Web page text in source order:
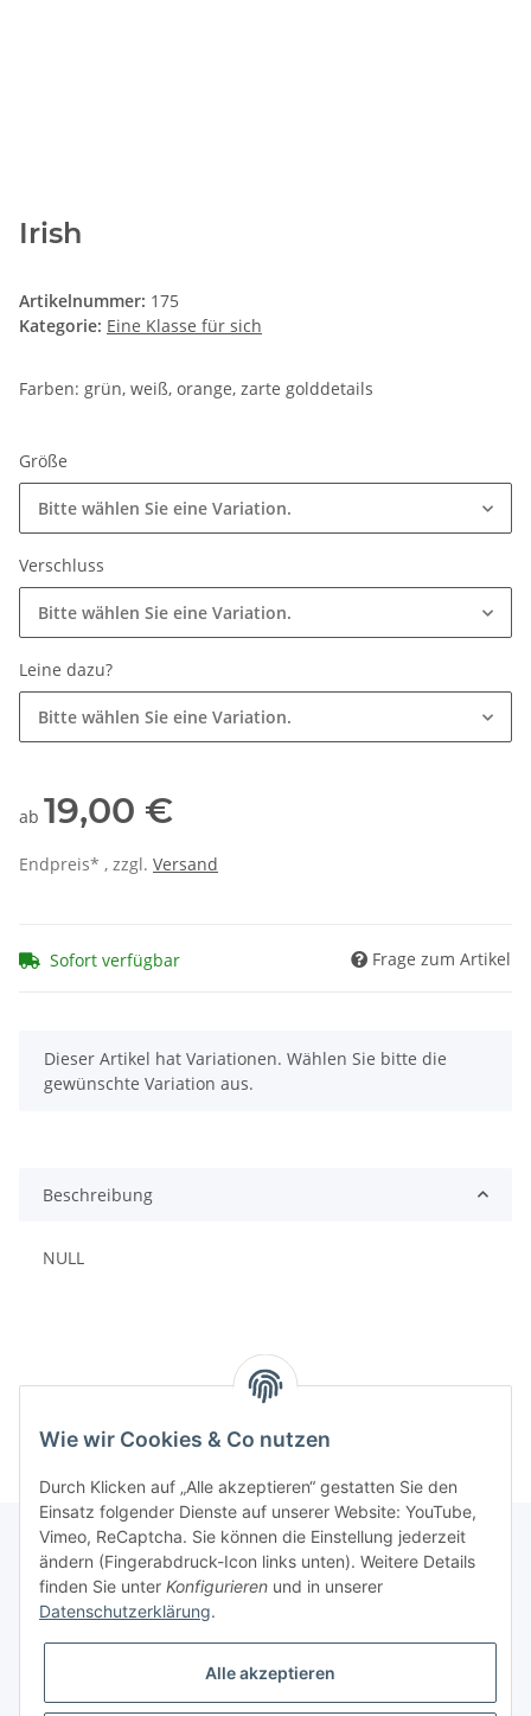
Irish
Artikelnummer: 175
Kategorie: Eine Klasse für sich
Farben: grün, weiß, orange, zarte golddetails
Größe
Bitte wählen Sie eine Variation.
Verschluss
Bitte wählen Sie eine Variation.
Leine dazu?
Bitte wählen Sie eine Variation.
ab 19,00 €
Endpreis* , zzgl. Versand
Sofort verfügbar Frage zum Artikel
x
Dieser Artikel hat Variationen. Wählen Sie bitte die
gewünschte Variation aus.
Beschreibung
NULL
Informationen
Wie wir Cookies & Co nutzen
Durch Klicken auf „Alle akzeptieren“ gestatten Sie den
Einsatz folgender Dienste auf unserer Website: YouTube,
Vimeo, ReCaptcha. Sie können die Einstellung jederzeit
ändern (Fingerabdruck-Icon links unten). Weitere Details
finden Sie unter Konfigurieren und in unserer
Datenschutzerklärung.
Alle akzeptieren